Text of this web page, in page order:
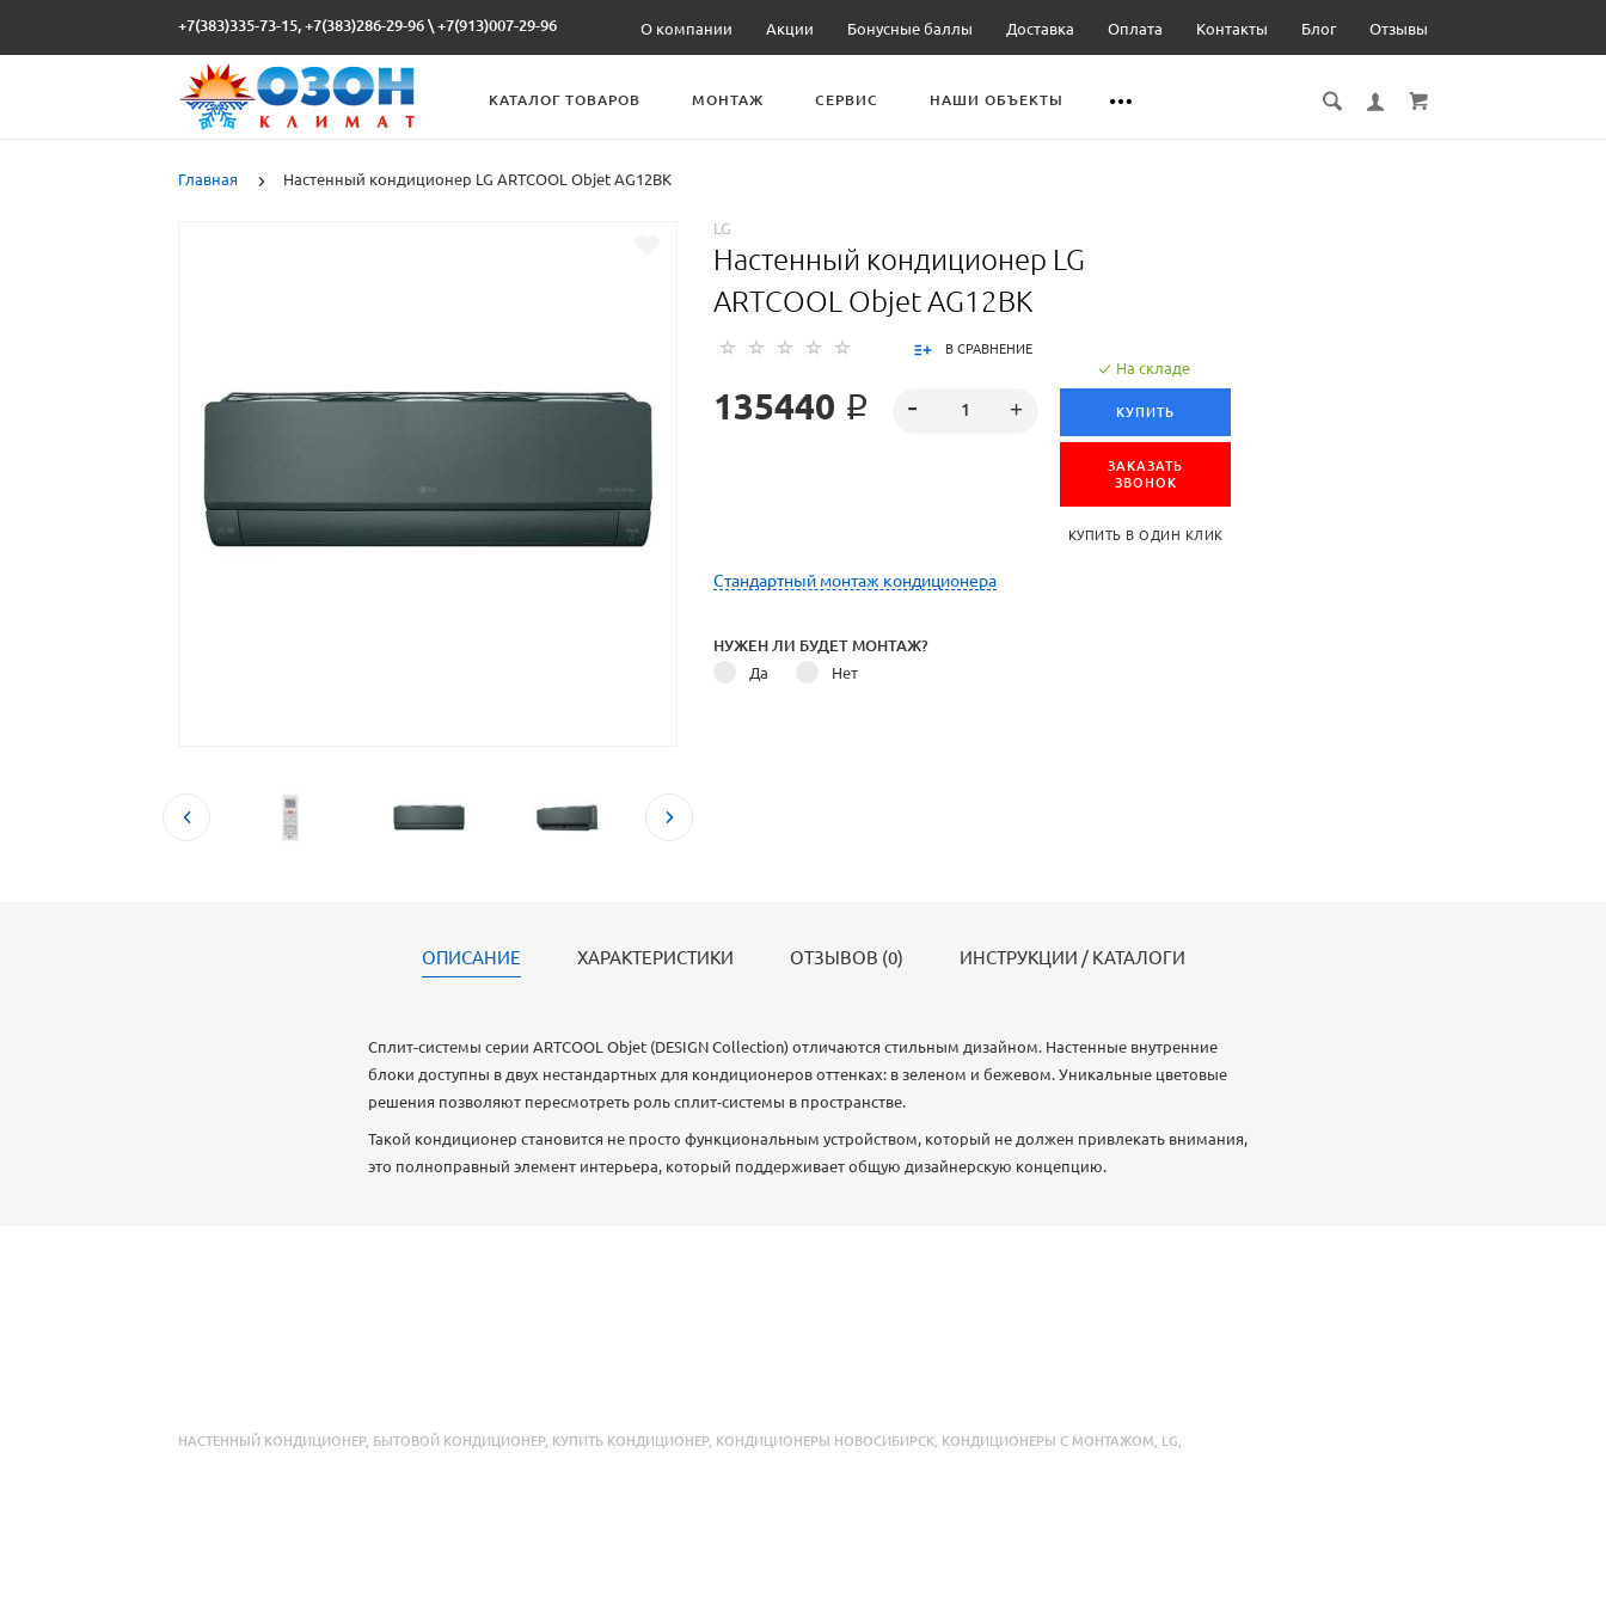
+7(383)335-73-15, +7(383)286-29-96 \+7(913)007-29-96 О компании Акции Бонусные баллы Доставка Оплата Контакты Блог Отзывы
КАТАЛОГ ТОВАРОВ МОНТАЖ СЕРВИС НАШИ ОБЪЕКТЫ
Главная Настенный кондиционер LG ARTCOOL Objet AG12BK
LG
Настенный кондиционер LG
ARTCOOL Objet AG12BK
В СРАВНЕНИЕ
135440 ₽
На складе
КУПИТЬ
ЗАКАЗАТЬ
ЗВОНОК
КУПИТЬ В ОДИН КЛИК
Стандартный монтаж кондиционера
НУЖЕН ЛИ БУДЕТ МОНТАЖ?
Да
Нет
ОПИСАНИЕ ХАРАКТЕРИСТИКИ ОТЗЫВОВ (0) ИНСТРУКЦИИ / КАТАЛОГИ
Сплит-системы серии ARTCOOL Objet (DESIGN Collection) отличаются стильным дизайном. Настенные внутренние
блоки доступны в двух нестандартных для кондиционеров оттенках: в зеленом и бежевом. Уникальные цветовые
решения позволяют пересмотреть роль сплит-системы в пространстве.
Такой кондиционер становится не просто функциональным устройством, который не должен привлекать внимания,
это полноправный элемент интерьера, который поддерживает общую дизайнерскую концепцию.
НАСТЕННЫЙ КОНДИЦИОНЕР, БЫТОВОЙ КОНДИЦИОНЕР, КУПИТЬ КОНДИЦИОНЕР, КОНДИЦИОНЕРЫ НОВОСИБИРСК КОНДИЦИОНЕРЫ С МОНТАЖОМ LG